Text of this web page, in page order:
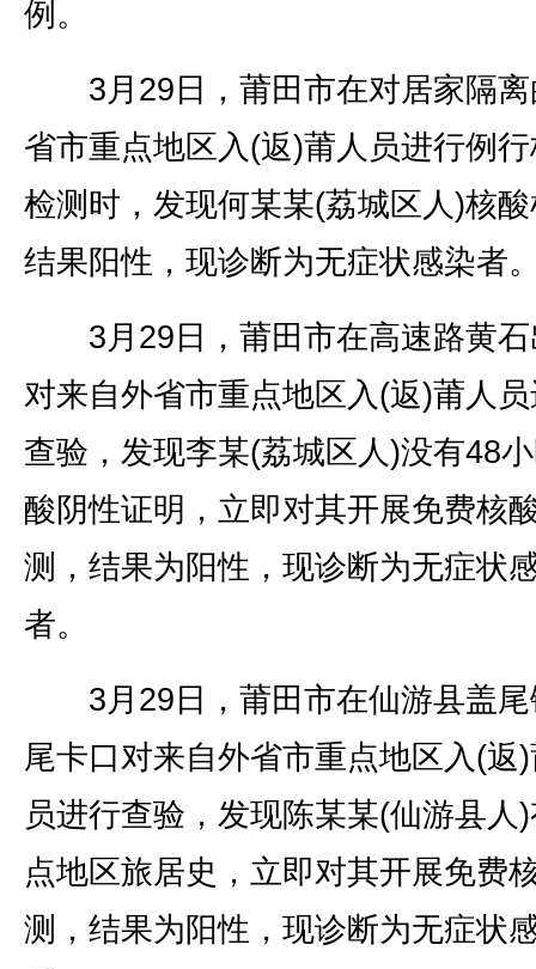
例。
3月29日，莆田市在对居家隔离
省市重点地区入(返)莆人员进行例
检测时，发现何某某(荔城区人)核
结果阳性，现诊断为无症状感染者
3月29日，莆田市在高速路黄石
对来自外省市重点地区入(返)莆人
查验，发现李某(荔城区人)没有48
酸阴性证明，立即对其开展免费核
测，结果为阳性，现诊断为无症状
者。
3月29日，莆田市在仙游县盖尾
尾卡口对来自外省市重点地区入(返
员进行查验，发现陈某某(仙游县人
点地区旅居史，立即对其开展免费
测，结果为阳性，现诊断为无症状